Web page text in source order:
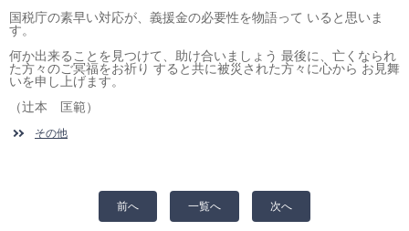
国税庁の素早い対応が、義援金の必要性を物語って いると思いま
す。
何か出来ることを見つけて、助け合いましょう 最後に、亡くなられ
た方々のご冥福をお祈り すると共に被災された方々に心から お見舞
いを申し上げます。
（辻本 匡範）
その他
前へ 一覧へ 次へ